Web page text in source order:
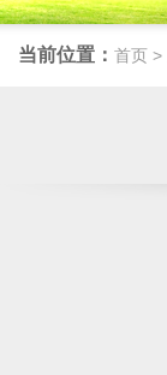
当前位置： 首页 >